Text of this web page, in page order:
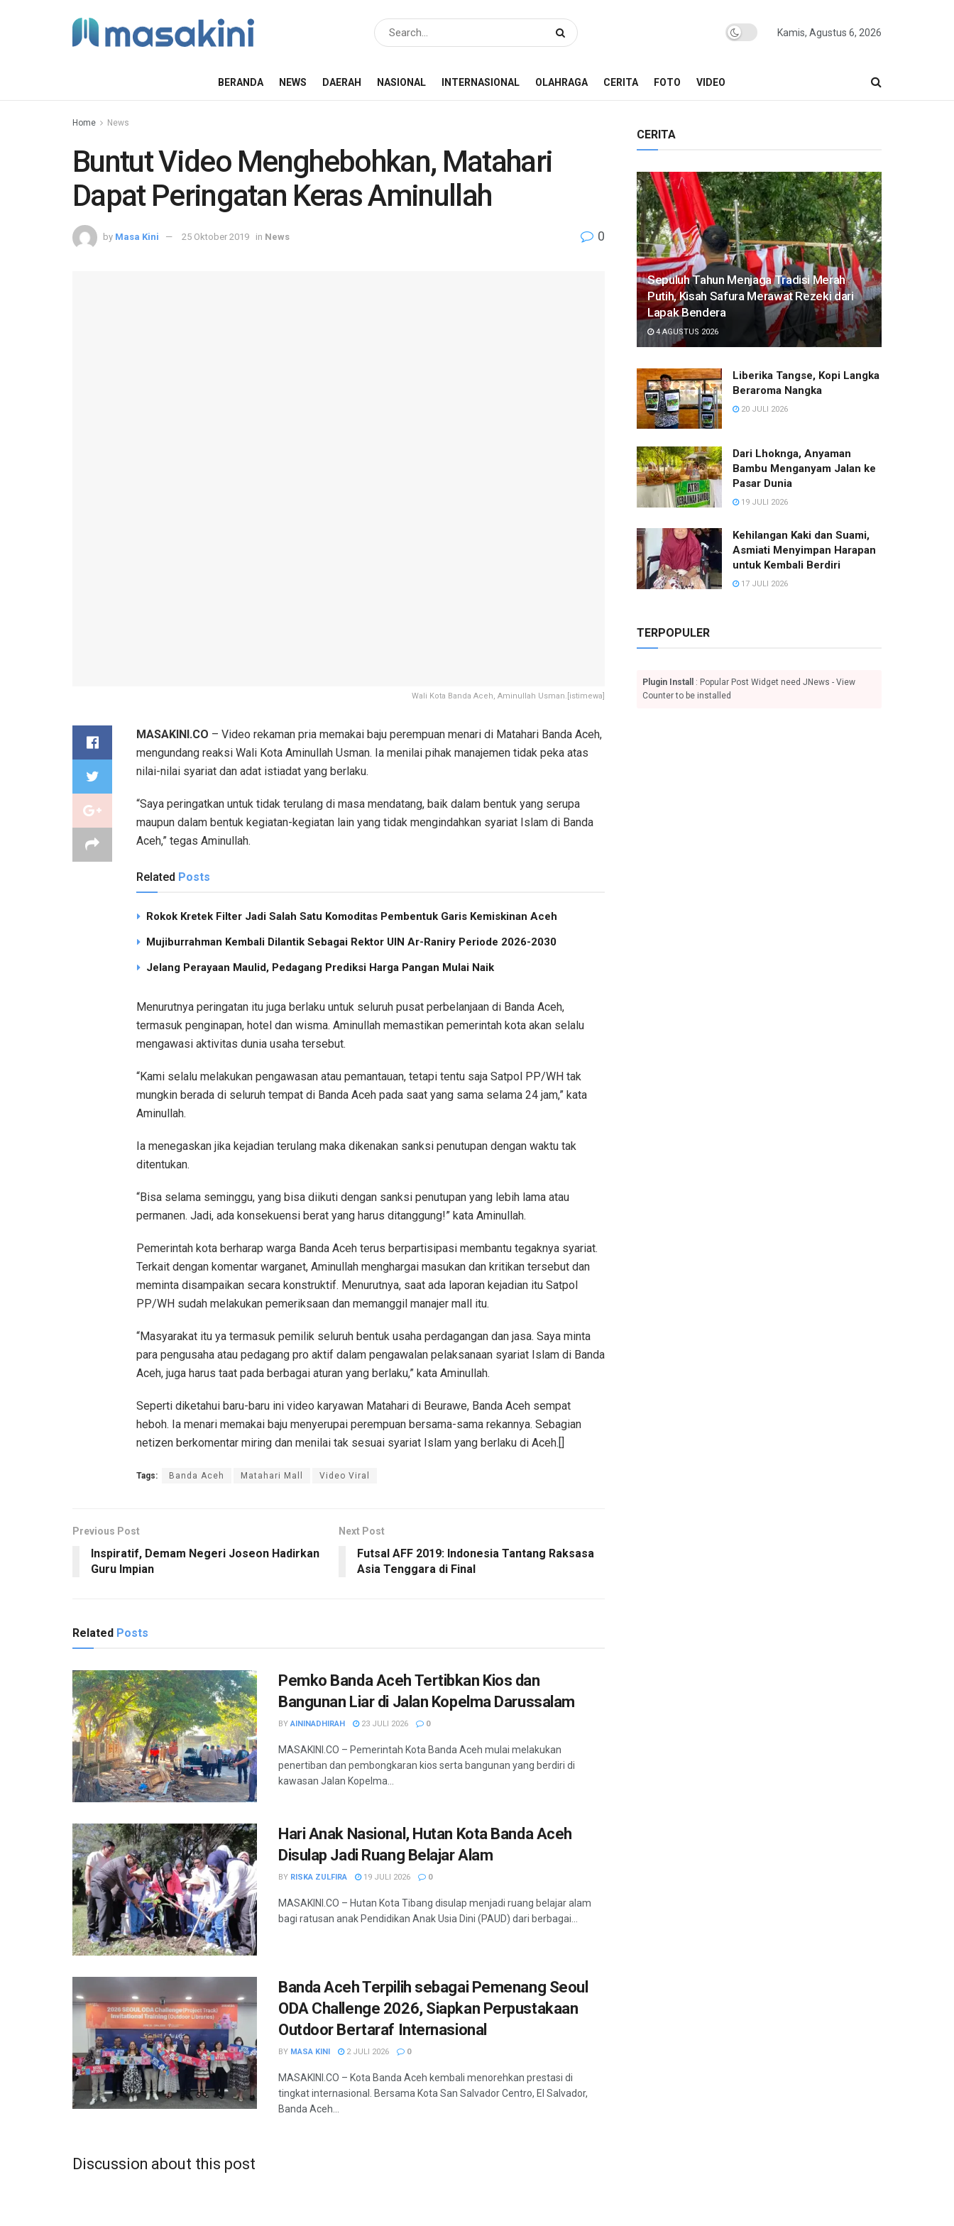
Kamis, Agustus 6, 2026
BERANDA NEWS DAERAH NASIONAL INTERNASIONAL OLAHRAGA CERITA FOTO VIDEO
Home News
Buntut Video Menghebohkan, Matahari
Dapat Peringatan Keras Aminullah
by Masa Kini 25 Oktober 2019 in News 0
Wali Kota Banda Aceh, Aminullah Usman.[istimewa]
MASAKINI.CO – Video rekaman pria memakai baju perempuan menari di Matahari Banda Aceh,
mengundang reaksi Wali Kota Aminullah Usman. Ia menilai pihak manajemen tidak peka atas
nilai-nilai syariat dan adat istiadat yang berlaku.
“Saya peringatkan untuk tidak terulang di masa mendatang, baik dalam bentuk yang serupa
maupun dalam bentuk kegiatan-kegiatan lain yang tidak mengindahkan syariat Islam di Banda
Aceh,” tegas Aminullah.
Related Posts
Rokok Kretek Filter Jadi Salah Satu Komoditas Pembentuk Garis Kemiskinan Aceh
Mujiburrahman Kembali Dilantik Sebagai Rektor UIN Ar-Raniry Periode 2026-2030
Jelang Perayaan Maulid, Pedagang Prediksi Harga Pangan Mulai Naik
Menurutnya peringatan itu juga berlaku untuk seluruh pusat perbelanjaan di Banda Aceh,
termasuk penginapan, hotel dan wisma. Aminullah memastikan pemerintah kota akan selalu
mengawasi aktivitas dunia usaha tersebut.
“Kami selalu melakukan pengawasan atau pemantauan, tetapi tentu saja Satpol PP/WH tak
mungkin berada di seluruh tempat di Banda Aceh pada saat yang sama selama 24 jam,” kata
Aminullah.
Ia menegaskan jika kejadian terulang maka dikenakan sanksi penutupan dengan waktu tak
ditentukan.
“Bisa selama seminggu, yang bisa diikuti dengan sanksi penutupan yang lebih lama atau
permanen. Jadi, ada konsekuensi berat yang harus ditanggung!” kata Aminullah.
Pemerintah kota berharap warga Banda Aceh terus berpartisipasi membantu tegaknya syariat.
Terkait dengan komentar warganet, Aminullah menghargai masukan dan kritikan tersebut dan
meminta disampaikan secara konstruktif. Menurutnya, saat ada laporan kejadian itu Satpol
PP/WH sudah melakukan pemeriksaan dan memanggil manajer mall itu.
“Masyarakat itu ya termasuk pemilik seluruh bentuk usaha perdagangan dan jasa. Saya minta
para pengusaha atau pedagang pro aktif dalam pengawalan pelaksanaan syariat Islam di Banda
Aceh, juga harus taat pada berbagai aturan yang berlaku,” kata Aminullah.
Seperti diketahui baru-baru ini video karyawan Matahari di Beurawe, Banda Aceh sempat
heboh. Ia menari memakai baju menyerupai perempuan bersama-sama rekannya. Sebagian
netizen berkomentar miring dan menilai tak sesuai syariat Islam yang berlaku di Aceh.[]
Tags: Banda Aceh Matahari Mall Video Viral
Previous Post
Inspiratif, Demam Negeri Joseon Hadirkan
Guru Impian
Next Post
Futsal AFF 2019: Indonesia Tantang Raksasa
Asia Tenggara di Final
Related Posts
Pemko Banda Aceh Tertibkan Kios dan
Bangunan Liar di Jalan Kopelma Darussalam
BY AININADHIRAH 23 JULI 2026 0
MASAKINI.CO – Pemerintah Kota Banda Aceh mulai melakukan
penertiban dan pembongkaran kios serta bangunan yang berdiri di
kawasan Jalan Kopelma...
Hari Anak Nasional, Hutan Kota Banda Aceh
Disulap Jadi Ruang Belajar Alam
BY RISKA ZULFIRA 19 JULI 2026 0
MASAKINI.CO – Hutan Kota Tibang disulap menjadi ruang belajar alam
bagi ratusan anak Pendidikan Anak Usia Dini (PAUD) dari berbagai...
Banda Aceh Terpilih sebagai Pemenang Seoul
ODA Challenge 2026, Siapkan Perpustakaan
Outdoor Bertaraf Internasional
BY MASA KINI 2 JULI 2026 0
MASAKINI.CO – Kota Banda Aceh kembali menorehkan prestasi di
tingkat internasional. Bersama Kota San Salvador Centro, El Salvador,
Banda Aceh...
Discussion about this post
CERITA
Sepuluh Tahun Menjaga Tradisi Merah
Putih, Kisah Safura Merawat Rezeki dari
Lapak Bendera
4 AGUSTUS 2026
Liberika Tangse, Kopi Langka
Beraroma Nangka
20 JULI 2026
Dari Lhoknga, Anyaman
Bambu Menganyam Jalan ke
Pasar Dunia
19 JULI 2026
Kehilangan Kaki dan Suami,
Asmiati Menyimpan Harapan
untuk Kembali Berdiri
17 JULI 2026
TERPOPULER
Plugin Install
: Popular Post Widget need JNews - View
Counter to be installed